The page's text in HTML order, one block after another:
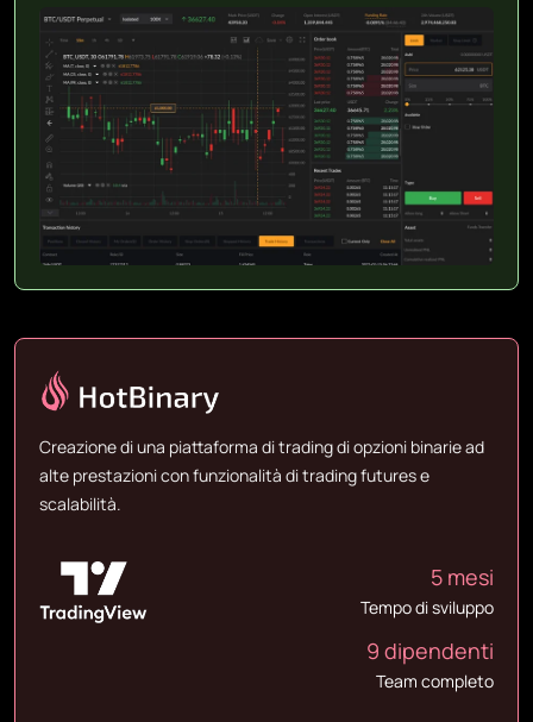
Creazione di una piattaforma di trading di opzioni binarie ad
alte prestazioni con funzionalità di trading futures e
scalabilità.
5 mesi
Tempo di sviluppo
9 dipendenti
Team completo